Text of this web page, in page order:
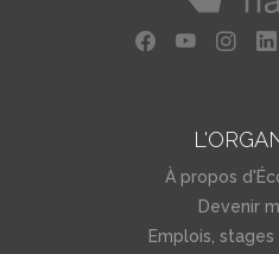
À propos
Devenir
Emplois,